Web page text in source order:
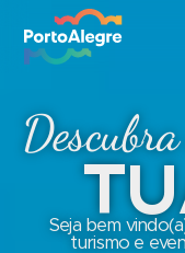
Seja bem
turismo e